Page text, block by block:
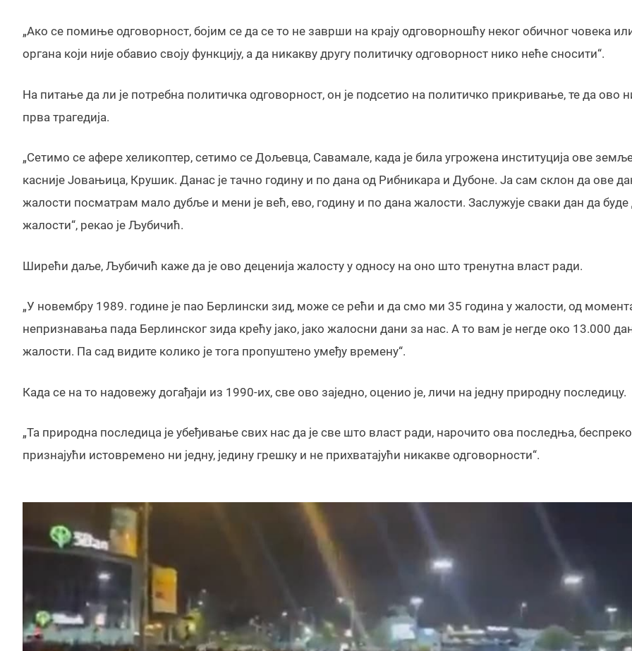
„Ако се помиње одговорност, бојим се да се то не заврши на крају одговорношћу неког обичног човека
органа који није обавио своју функцију, а да никакву другу политичку одговорност нико неће сносити“.
На питање да ли је потребна политичка одговорност, он је подсетио на политичко прикривање, те да ово
прва трагедија.
„Сетимо се афере хеликоптер, сетимо се Дољевца, Савамале, када је била угрожена институција ове
касније Јовањица, Крушик. Данас је тачно годину и по дана од Рибникара и Дубоне. Ја сам склон да ове
жалости посматрам мало дубље и мени је већ, ево, годину и по дана жалости. Заслужује сваки дан да буде
жалости“, рекао је Љубичић.
Ширећи даље, Љубичић каже да је ово деценија жалосту у односу на оно што тренутна власт ради.
„У новембру 1989. године је пао Берлински зид, може се рећи и да смо ми 35 година у жалости, од
непризнавања пада Берлинског зида крећу јако, јако жалосни дани за нас. А то вам је негде око 13.000
жалости. Па сад видите колико је тога пропуштено умеђу времену“.
Када се на то надовежу догађаји из 1990-их, све ово заједно, оценио је, личи на једну природну последицу.
„Та природна последица је убеђивање свих нас да је све што власт ради, нарочито ова последња,
признајући истовремено ни једну, једину грешку и не прихватајући никакве одговорности“.